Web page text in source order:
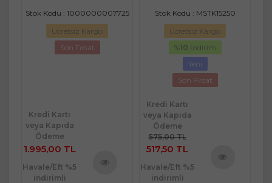
Stok Kodu : 1000000007725
Ücretsiz Kargo
Son Fırsat
Kredi Kartı
veya Kapıda
Ödeme
1.995,00 TL
Havale/Eft %5
indirimli
Stok Kodu : MSTK15250
Ücretsiz Kargo
%10 İndirim
Yeni
Son Fırsat
Kredi Kartı
veya Kapıda
Ödeme
575,00 TL
517,50 TL
Havale/Eft %5
indirimli